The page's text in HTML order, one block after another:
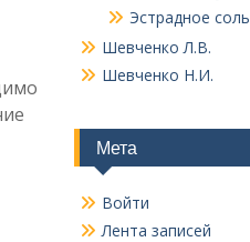
Эстрадное
Шевченко Л.В.
Шевченко Н.И.
Мета
Войти
Лента записей